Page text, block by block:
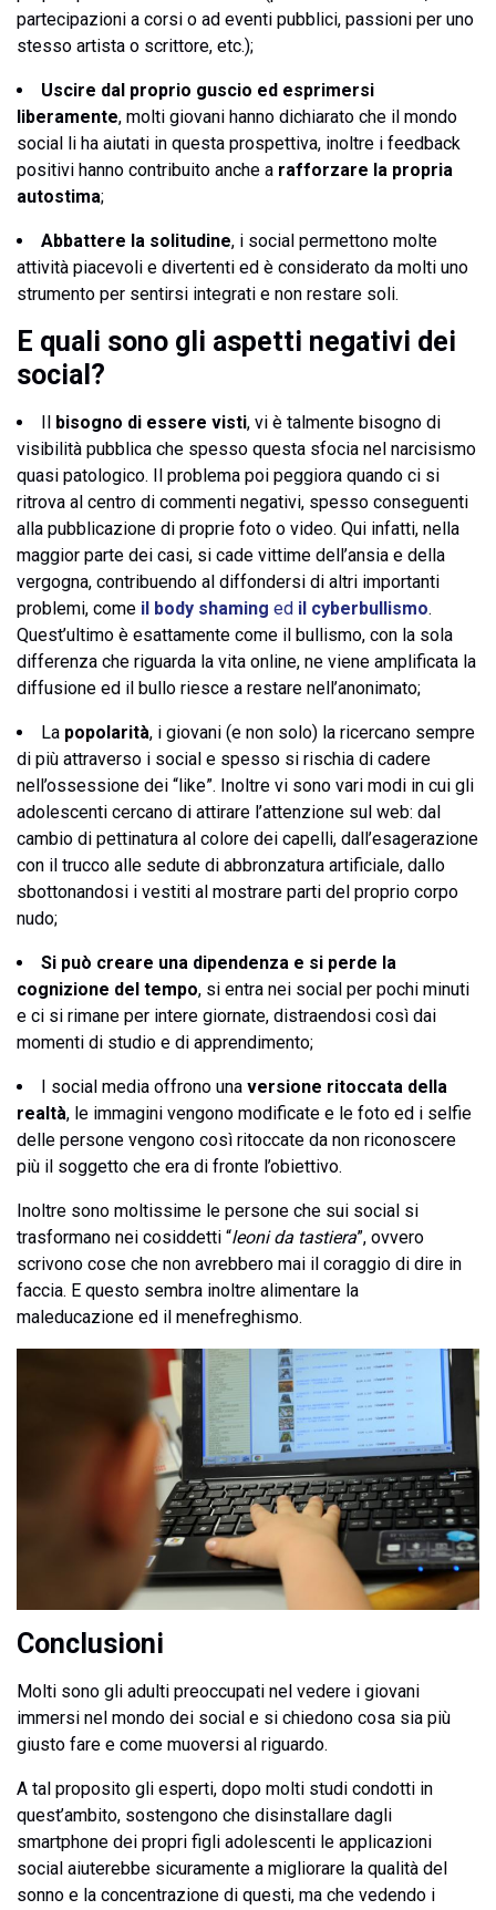
partecipazioni a corsi o ad eventi pubblici, passioni per uno
stesso artista o scrittore, etc.);
Uscire dal proprio guscio ed esprimersi
liberamente, molti giovani hanno dichiarato che il mondo
social li ha aiutati in questa prospettiva, inoltre i feedback
positivi hanno contribuito anche a rafforzare la propria
autostima;
Abbattere la solitudine, i social permettono molte
attività piacevoli e divertenti ed è considerato da molti uno
strumento per sentirsi integrati e non restare soli.
E quali sono gli aspetti negativi dei
social?
bisogno di essere visti, vi è talmente bisogno di
visibilità pubblica che spesso questa sfocia nel narcisismo
quasi patologico. Il problema poi peggiora quando ci si
ritrova al centro di commenti negativi, spesso conseguenti
alla pubblicazione di proprie foto o video. Qui infatti, nella
maggior parte dei casi, si cade vittime dell’ansia e della
vergogna, contribuendo al diffondersi di altri importanti
problemi, come il body shaming ed il cyberbullismo.
Quest’ultimo è esattamente come il bullismo, con la sola
differenza che riguarda la vita online, ne viene amplificata la
diffusione ed il bullo riesce a restare nell’anonimato;
La popolarità, i giovani (e non solo) la ricercano sempre
di più attraverso i social e spesso si rischia di cadere
nell’ossessione dei “like”. Inoltre vi sono vari modi in cui gli
adolescenti cercano di attirare l’attenzione sul web: dal
cambio di pettinatura al colore dei capelli, dall’esagerazione
con il trucco alle sedute di abbronzatura artificiale, dallo
sbottonandosi i vestiti al mostrare parti del proprio corpo
nudo;
Si può creare una dipendenza e si perde la
cognizione del tempo, si entra nei social per pochi minuti
e ci si rimane per intere giornate, distraendosi così dai
momenti di studio e di apprendimento;
I social media offrono una versione ritoccata della
realtà, le immagini vengono modificate e le foto ed i selfie
delle persone vengono così ritoccate da non riconoscere
più il soggetto che era di fronte l’obiettivo.
Inoltre sono moltissime le persone che sui social si
trasformano nei cosiddetti “leoni da tastiera”, ovvero
scrivono cose che non avrebbero mai il coraggio di dire in
faccia. E questo sembra inoltre alimentare la
maleducazione ed il menefreghismo.
Conclusioni
Molti sono gli adulti preoccupati nel vedere i giovani
immersi nel mondo dei social e si chiedono cosa sia più
giusto fare e come muoversi al riguardo.
A tal proposito gli esperti, dopo molti studi condotti in
quest’ambito, sostengono che disinstallare dagli
smartphone dei propri figli adolescenti le applicazioni
social aiuterebbe sicuramente a migliorare la qualità del
sonno e la concentrazione di questi, ma che vedendo i